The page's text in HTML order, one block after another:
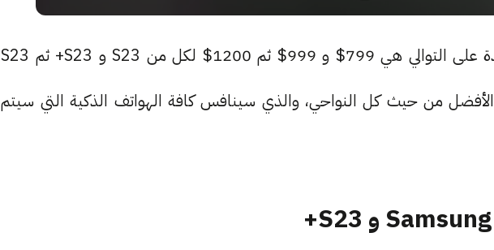
أسعار هواتف سامسونج الجديدة على التوالي هي 799$ و 999$ ثم 1200$ لكل من S23 و S23+ ثم S23
Ultra. يعتبر جهاز S23 Ultra الأفضل من حيث كل النواحي، والذي سينافس كافة الهواتف الذكية التي سيتم